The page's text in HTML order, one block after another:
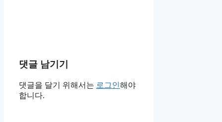
댓글 남기기
댓글을 달기 위해서는 로그인해야
합니다.